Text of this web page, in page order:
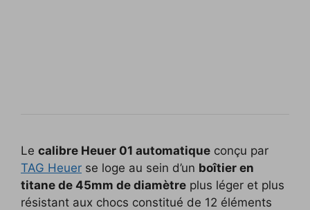
Le calibre Heuer 01 automatique conçu par
TAG Heuer se loge au sein d’un boîtier en
titane de 45mm de diamètre plus léger et plus
résistant aux chocs constitué de 12 éléments